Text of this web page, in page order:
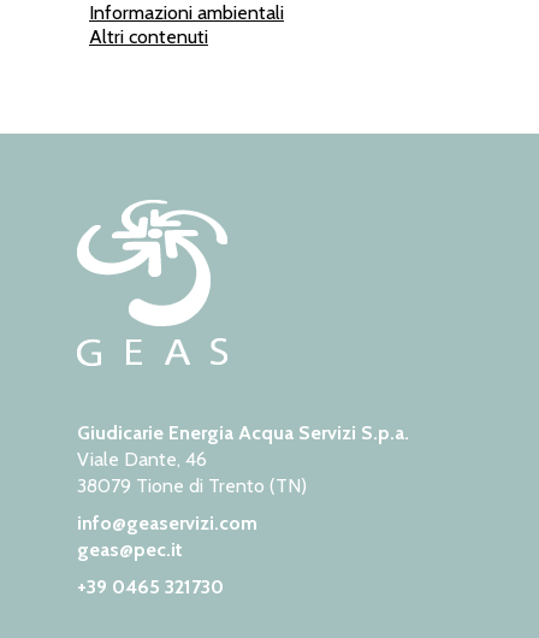
Informazioni ambientali
Altri contenuti
Giudicarie Energia Acqua Servizi S.p.a.
Viale Dante, 46
38079 Tione di Trento (TN)
info@geaservizi.com
geas@pec.it
+39 0465 321730